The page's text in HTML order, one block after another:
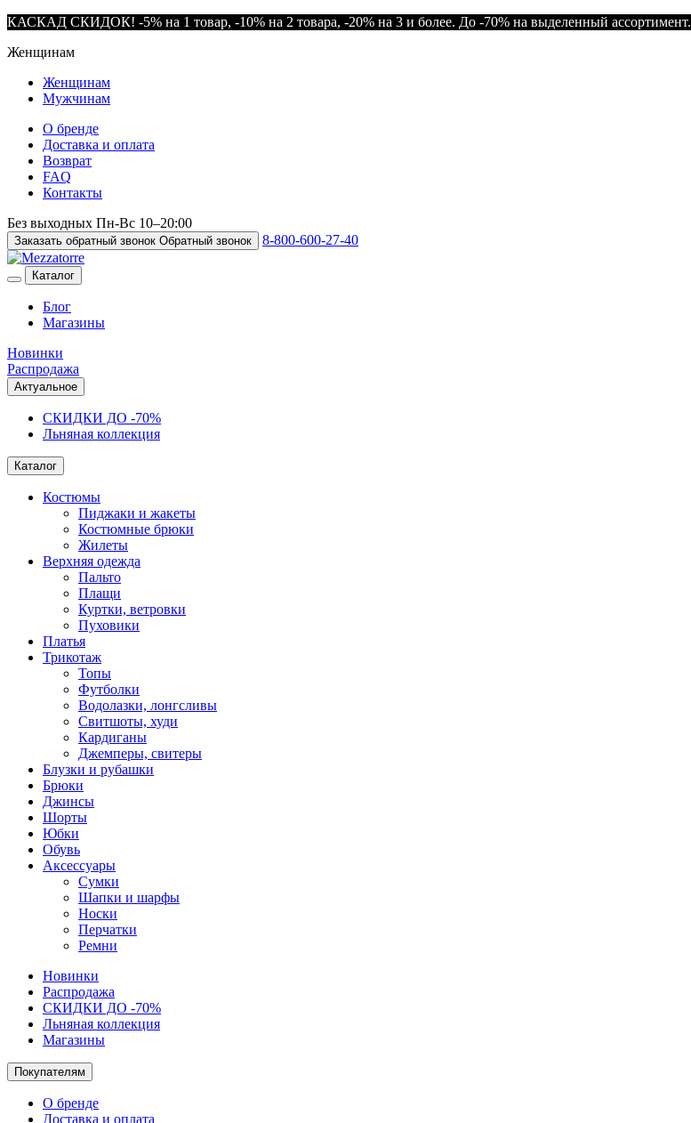
КАСКАД СКИДОК! -5% на 1 товар, -10% на 2 товара, -20% на 3 и более. До -70% на выделенный ассортимент.
Женщинам
Женщинам
Мужчинам
О бренде
Доставка и оплата
Возврат
FAQ
Контакты
Без выходных Пн-Вс 10–20:00
Заказать обратный звонок Обратный звонок 8-800-600-27-40
Каталог
Блог
Магазины
Новинки
Распродажа
Актуальное
СКИДКИ ДО -70%
Льняная коллекция
Каталог
Костюмы
Пиджаки и жакеты
Костюмные брюки
Жилеты
Верхняя одежда
Пальто
Плащи
Куртки, ветровки
Пуховики
Платья
Трикотаж
Топы
Футболки
Водолазки, лонгсливы
Свитшоты, худи
Кардиганы
Джемперы, свитеры
Блузки и рубашки
Брюки
Джинсы
Шорты
Юбки
Обувь
Аксессуары
Сумки
Шапки и шарфы
Носки
Перчатки
Ремни
Новинки
Распродажа
СКИДКИ ДО -70%
Льняная коллекция
Магазины
Покупателям
О бренде
Доставка и оплата